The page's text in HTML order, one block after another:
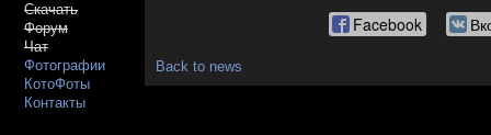
Скачать
Форум
Чат
Фотографии
КотоФоты
Контакты
Facebook
Back to news